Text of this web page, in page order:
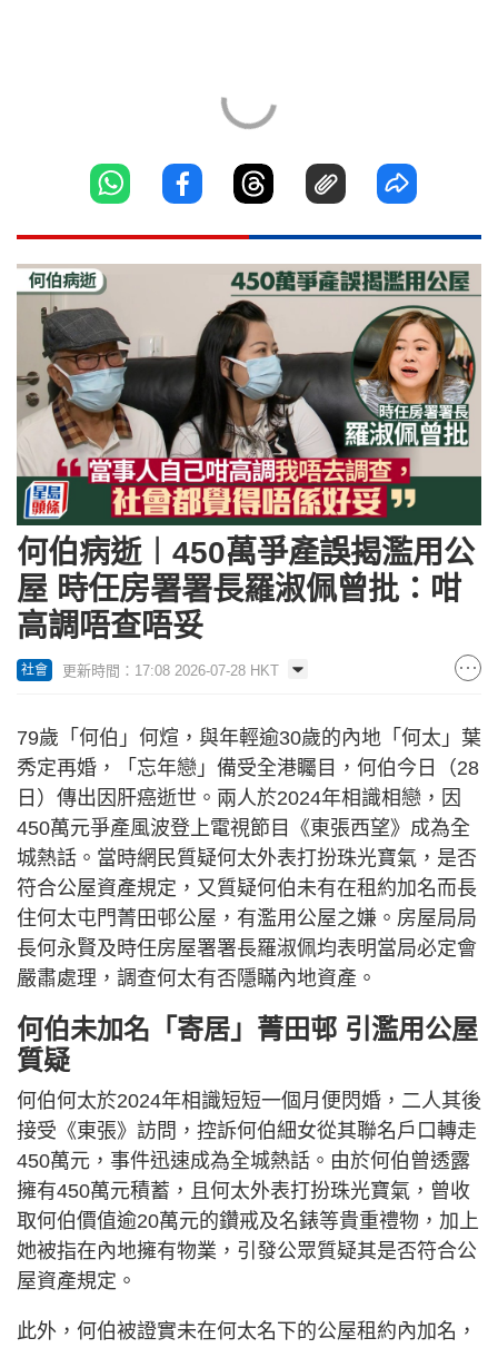
何伯病逝︱450萬爭產誤揭濫用公
屋 時任房署署長羅淑佩曾批：咁
高調唔查唔妥
社會 更新時間：17:08 2026-07-28 HKT
79歲「何伯」何煊，與年輕逾30歲的內地「何太」葉
秀定再婚，「忘年戀」備受全港矚目，何伯今日（28
日）傳出因肝癌逝世。兩人於2024年相識相戀，因
450萬元爭產風波登上電視節目《東張西望》成為全
城熱話。當時網民質疑何太外表打扮珠光寶氣，是否
符合公屋資產規定，又質疑何伯未有在租約加名而長
住何太屯門菁田邨公屋，有濫用公屋之嫌。房屋局局
長何永賢及時任房屋署署長羅淑佩均表明當局必定會
嚴肅處理，調查何太有否隱瞞內地資產。
何伯未加名「寄居」菁田邨 引濫用公屋
質疑
何伯何太於2024年相識短短一個月便閃婚，二人其後
接受《東張》訪問，控訴何伯細女從其聯名戶口轉走
450萬元，事件迅速成為全城熱話。由於何伯曾透露
擁有450萬元積蓄，且何太外表打扮珠光寶氣，曾收
取何伯價值逾20萬元的鑽戒及名錶等貴重禮物，加上
她被指在內地擁有物業，引發公眾質疑其是否符合公
屋資產規定。
此外，何伯被證實未在何太名下的公屋租約內加名，